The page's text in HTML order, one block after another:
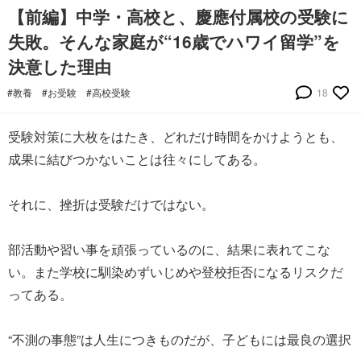
【前編】中学・高校と、慶應付属校の受験に
失敗。そんな家庭が“16歳でハワイ留学”を
決意した理由
#教養 #お受験 #高校受験 18
受験対策に大枚をはたき、どれだけ時間をかけようとも、
成果に結びつかないことは往々にしてある。
それに、挫折は受験だけではない。
部活動や習い事を頑張っているのに、結果に表れてこな
い。また学校に馴染めずいじめや登校拒否になるリスクだ
ってある。
“不測の事態”は人生につきものだが、子どもには最良の選択